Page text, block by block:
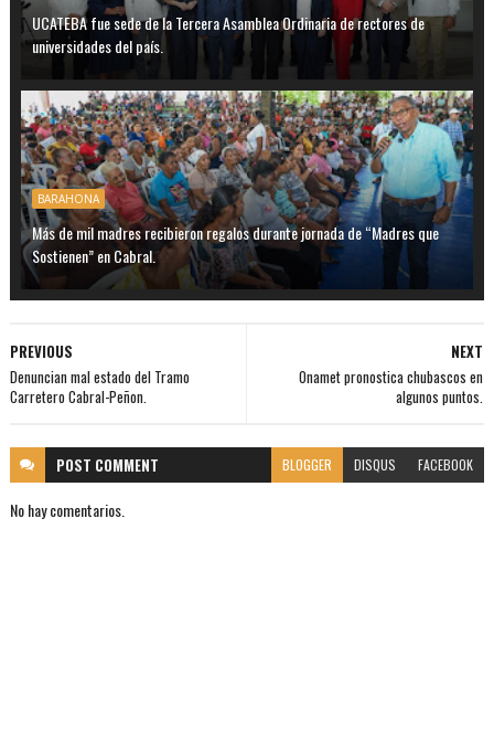
UCATEBA fue sede de la Tercera Asamblea Ordinaria de rectores de
universidades del país.
BARAHONA
Más de mil madres recibieron regalos durante jornada de “Madres que
Sostienen” en Cabral.
NEXT
Onamet pronostica chubascos en
algunos puntos.
PREVIOUS
Denuncian mal estado del Tramo
Carretero Cabral-Peñon.
POST COMMENT BLOGGER DISQUS FACEBOOK
No hay comentarios.